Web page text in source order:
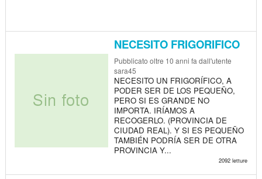
NECESITO FRIGORIFICO
Pubblicato oltre 10 anni fa dall'utente
sara45
NECESITO UN FRIGORÍFICO, A
PODER SER DE LOS PEQUEÑO,
PERO SI ES GRANDE NO
IMPORTA. IRÍAMOS A
RECOGERLO. (PROVINCIA DE
CIUDAD REAL). Y SI ES PEQUEÑO
TAMBIÉN PODRÍA SER DE OTRA
PROVINCIA Y...
2092 letture